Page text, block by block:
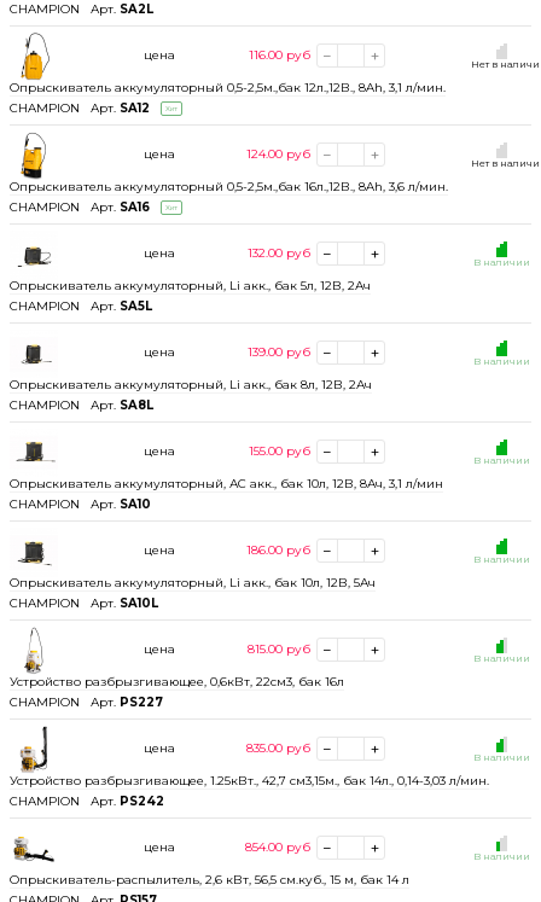
CHAMPION
Арт. SA2L
Опрыскиватель аккумуляторный 0,5-2,5м.,бак 12л.,12В., 8Ah, 3,1 л/мин.
CHAMPION
Арт. SA12 Хит
Нет в
цена 116.00 руб
Опрыскиватель аккумуляторный 0,5-2,5м.,бак 16л.,12В., 8Ah, 3,6 л/мин.
CHAMPION
Арт. SA16 Хит
Нет в
цена 124.00 руб
Опрыскиватель аккумуляторный, Li акк., бак 5л, 12В, 2Ач
CHAMPION
Арт. SA5L
В наличии
цена 132.00 руб
Опрыскиватель аккумуляторный, Li акк., бак 8л, 12В, 2Ач
CHAMPION
Арт. SA8L
В наличии
цена 139.00 руб
Опрыскиватель аккумуляторный, АС акк., бак 10л, 12В, 8Ач, 3,1 л/мин
CHAMPION
Арт. SA10
В наличии
цена 155.00 руб
Опрыскиватель аккумуляторный, Li акк., бак 10л, 12В, 5Ач
CHAMPION
Арт. SA10L
В наличии
цена 186.00 руб
Устройство разбрызгивающее, 0,6кВт, 22см3, бак 16л
CHAMPION
Арт. PS227
В наличии
цена 815.00 руб
Устройство разбрызгивающее, 1.25кВт., 42,7 см3,15м., бак 14л., 0,14-3,03 л/мин.
CHAMPION
Арт. PS242
В наличии
цена 835.00 руб
Опрыскиватель-распылитель, 2,6 кВт, 56,5 см.куб., 15 м, бак 14 л
В наличии
цена 854.00 руб